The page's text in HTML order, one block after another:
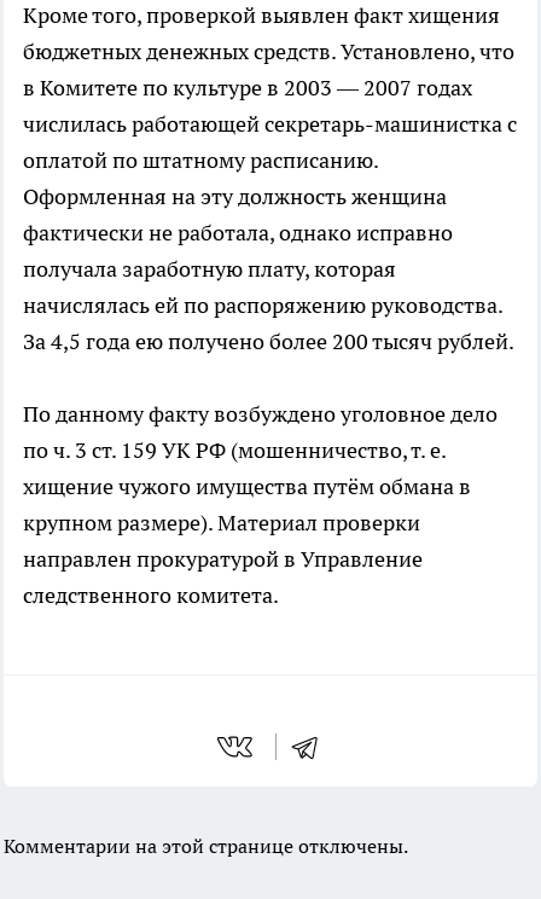
Кроме того, проверкой выявлен факт хищения
бюджетных денежных средств. Установлено, что
в Комитете по культуре в 2003 — 2007 годах
числилась работающей секретарь-машинистка с
оплатой по штатному расписанию.
Оформленная на эту должность женщина
фактически не работала, однако исправно
получала заработную плату, которая
начислялась ей по распоряжению руководства.
За 4,5 года ею получено более 200 тысяч рублей.
По данному факту возбуждено уголовное дело
по ч. 3 ст. 159 УК РФ (мошенничество, т. е.
хищение чужого имущества путём обмана в
крупном размере). Материал проверки
направлен прокуратурой в Управление
следственного комитета.
Комментарии на этой странице отключены.